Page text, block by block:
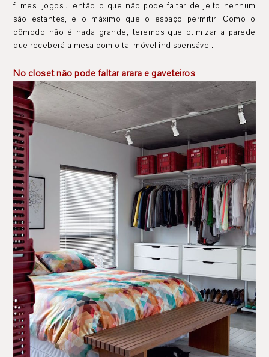
filmes, jogos... então o que não pode faltar de jeito nenhum
são estantes, e o máximo que o espaço permitir. Como o
cômodo não é nada grande, teremos que otimizar a parede
que receberá a mesa com o tal móvel indispensável.
No closet não pode faltar arara e gaveteiros